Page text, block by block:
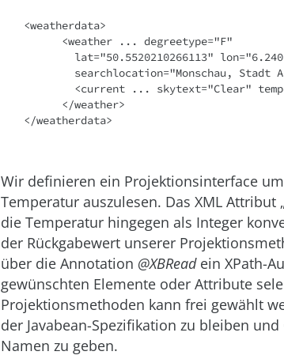
<weatherdata>
</weatherdata>
Wir definieren ein Projektionsinterface
Temperatur auszulesen. Das XML Attribut
die Temperatur hingegen als Integer
der Rückgabewert unserer
über die Annotation @XBReadein XPath-
gewünschten Elemente oder Attribute
Projektionsmethoden kann frei gewählt
der Javabean-Spezifikation zu bleiben
Namen zu geben.